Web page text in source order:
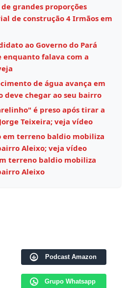
grandes proporções
de construção 4 Irmãos em
ao Governo do Pará
enquanto falava com a
de água avança em
deve chegar ao seu bairro
é preso após tirar a
Teixeira; veja vídeo
em terreno baldio mobiliza
Aleixo; veja vídeo
terreno baldio mobiliza
Aleixo
Podcast Amazon
Grupo Whatsapp